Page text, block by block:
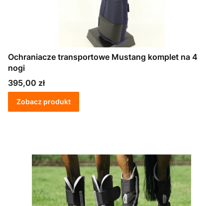
Ochraniacze transportowe Mustang komplet na 4
nogi
Cena
395,00 zł
Zobacz produkt